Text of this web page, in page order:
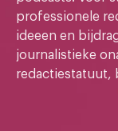
professionele
ideeen en
journalistieke
redactiestatuut,